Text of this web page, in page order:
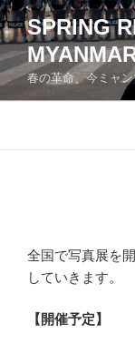
コ
ン
テ
ン
ツ
SPRING
春の革命、今ミャ
全国で写真展を
していきます。
【開催予定】